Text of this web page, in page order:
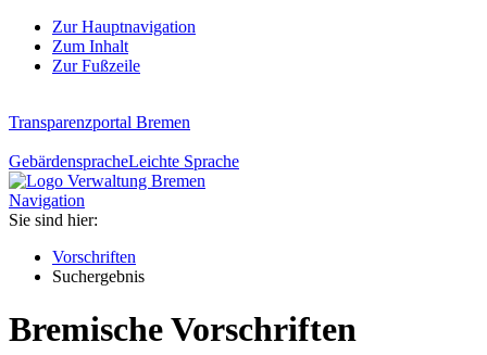
Zur Hauptnavigation
Zum Inhalt
Zur Fußzeile
Transparenzportal Bremen
GebärdenspracheLeichte Sprache
Navigation
Sie sind hier:
Vorschriften
Suchergebnis
Bremische Vorschriften